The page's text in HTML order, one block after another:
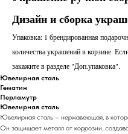
Дизайн и сборка
Упаковка: 1 брендированная
количества украшений в корзине.
закажите в разделе "Доп.упаковка".
Ювелирная сталь
Гематин
Перламутр
Ювелирная сталь
Ювелирная сталь – нержавеющая, в
Он защищает металл от коррозии,